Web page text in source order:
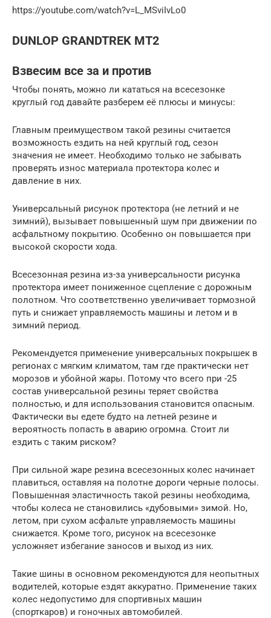
https://youtube.com/watch?v=L_MSviIvLo0
DUNLOP GRANDTREK MT2
Взвесим все за и против
Чтобы понять, можно ли кататься на всесезонке
круглый год давайте разберем её плюсы и минусы:
Главным преимуществом такой резины считается
возможность ездить на ней круглый год, сезон
значения не имеет. Необходимо только не забывать
проверять износ материала протектора колес и
давление в них.
Универсальный рисунок протектора (не летний и не
зимний), вызывает повышенный шум при движении по
асфальтному покрытию. Особенно он повышается при
высокой скорости хода.
Всесезонная резина из-за универсальности рисунка
протектора имеет пониженное сцепление с дорожным
полотном. Что соответственно увеличивает тормозной
путь и снижает управляемость машины и летом и в
зимний период.
Рекомендуется применение универсальных покрышек в
регионах с мягким климатом, там где практически нет
морозов и убойной жары. Потому что всего при -25
состав универсальной резины теряет свойства
полностью, и для использования становится опасным.
Фактически вы едете будто на летней резине и
вероятность попасть в аварию огромна. Стоит ли
ездить с таким риском?
При сильной жаре резина всесезонных колес начинает
плавиться, оставляя на полотне дороги черные полосы.
Повышенная эластичность такой резины необходима,
чтобы колеса не становились «дубовыми» зимой. Но,
летом, при сухом асфальте управляемость машины
снижается. Кроме того, рисунок на всесезонке
усложняет избегание заносов и выход из них.
Такие шины в основном рекомендуются для неопытных
водителей, которые ездят аккуратно. Применение таких
колес недопустимо для спортивных машин
(спорткаров) и гоночных автомобилей.